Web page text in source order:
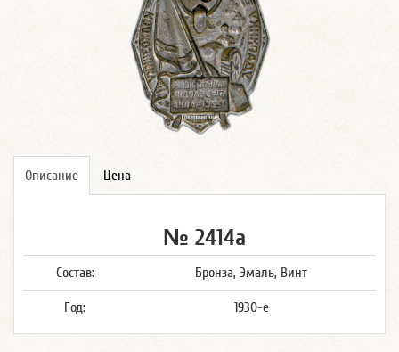
Описание Цена
№ 2414а
Состав: Бронза, Эмаль, Винт
Год: 1930-е